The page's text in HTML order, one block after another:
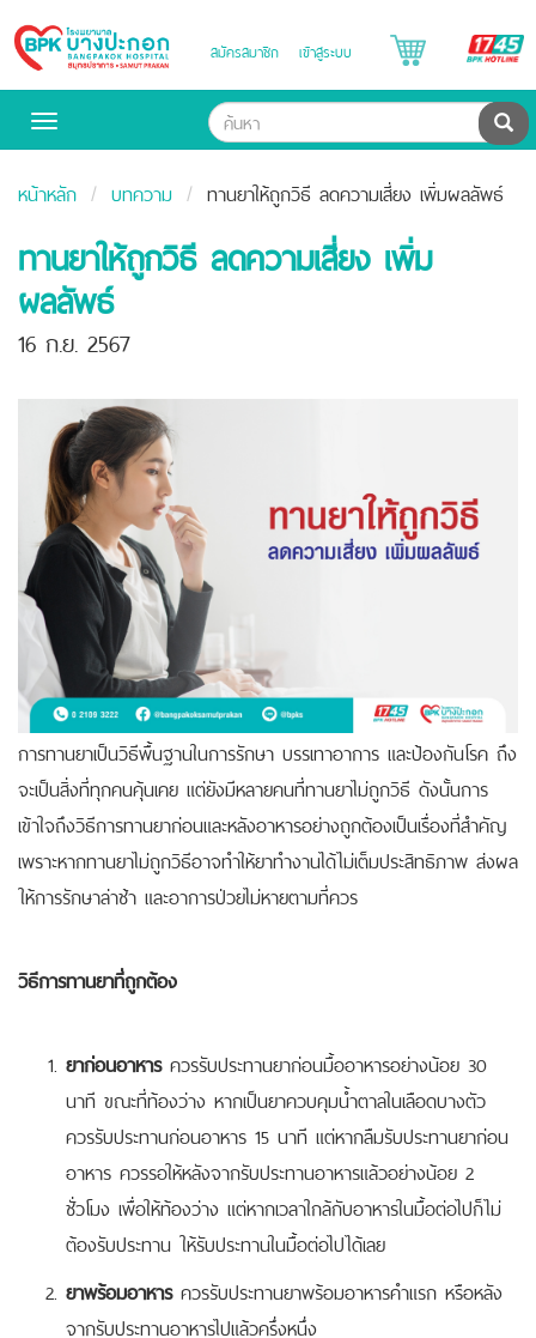
Bangpakok
Hospital
สมัครสมาชิก เข้าสู่ระบบ
Toggle
ค้น
หน้าหลัก บทความ ทานยาให้ถูกวิธี ลดความเสี่ยง เพิ่มผลลัพธ์
ทานยาให้ถูกวิธี ลดความเสี่ยง เพิ่ม
ผลลัพธ์
16 ก.ย. 2567
การทานยาเป็นวิธีพื้นฐานในการรักษา บรรเทาอาการ และป้องกันโรค ถึง
จะเป็นสิ่งที่ทุกคนคุ้นเคย แต่ยังมีหลายคนที่ทานยาไม่ถูกวิธี ดังนั้นการ
เข้าใจถึงวิธีการทานยาก่อนและหลังอาหารอย่างถูกต้องเป็นเรื่องที่สำคัญ
เพราะหากทานยาไม่ถูกวิธีอาจทำให้ยาทำงานได้ไม่เต็มประสิทธิภาพ ส่งผล
ให้การรักษาล่าช้า และอาการป่วยไม่หายตามที่ควร
วิธีการทานยาที่ถูกต้อง
ยาก่อนอาหาร ควรรับประทานยาก่อนมื้ออาหารอย่างน้อย 30
นาที ขณะที่ท้องว่าง หากเป็นยาควบคุมน้ำตาลในเลือดบางตัว
ควรรับประทานก่อนอาหาร 15 นาที แต่หากลืมรับประทานยาก่อน
อาหาร ควรรอให้หลังจากรับประทานอาหารแล้วอย่างน้อย 2
ชั่วโมง เพื่อให้ท้องว่าง แต่หากเวลาใกล้กับอาหารในมื้อต่อไปก็ไม่
ต้องรับประทาน ให้รับประทานในมื้อต่อไปได้เลย
ยาพร้อมอาหาร ควรรับประทานยาพร้อมอาหารคำแรก หรือหลัง
จากรับประทานอาหารไปแล้วครึ่งหนึ่ง